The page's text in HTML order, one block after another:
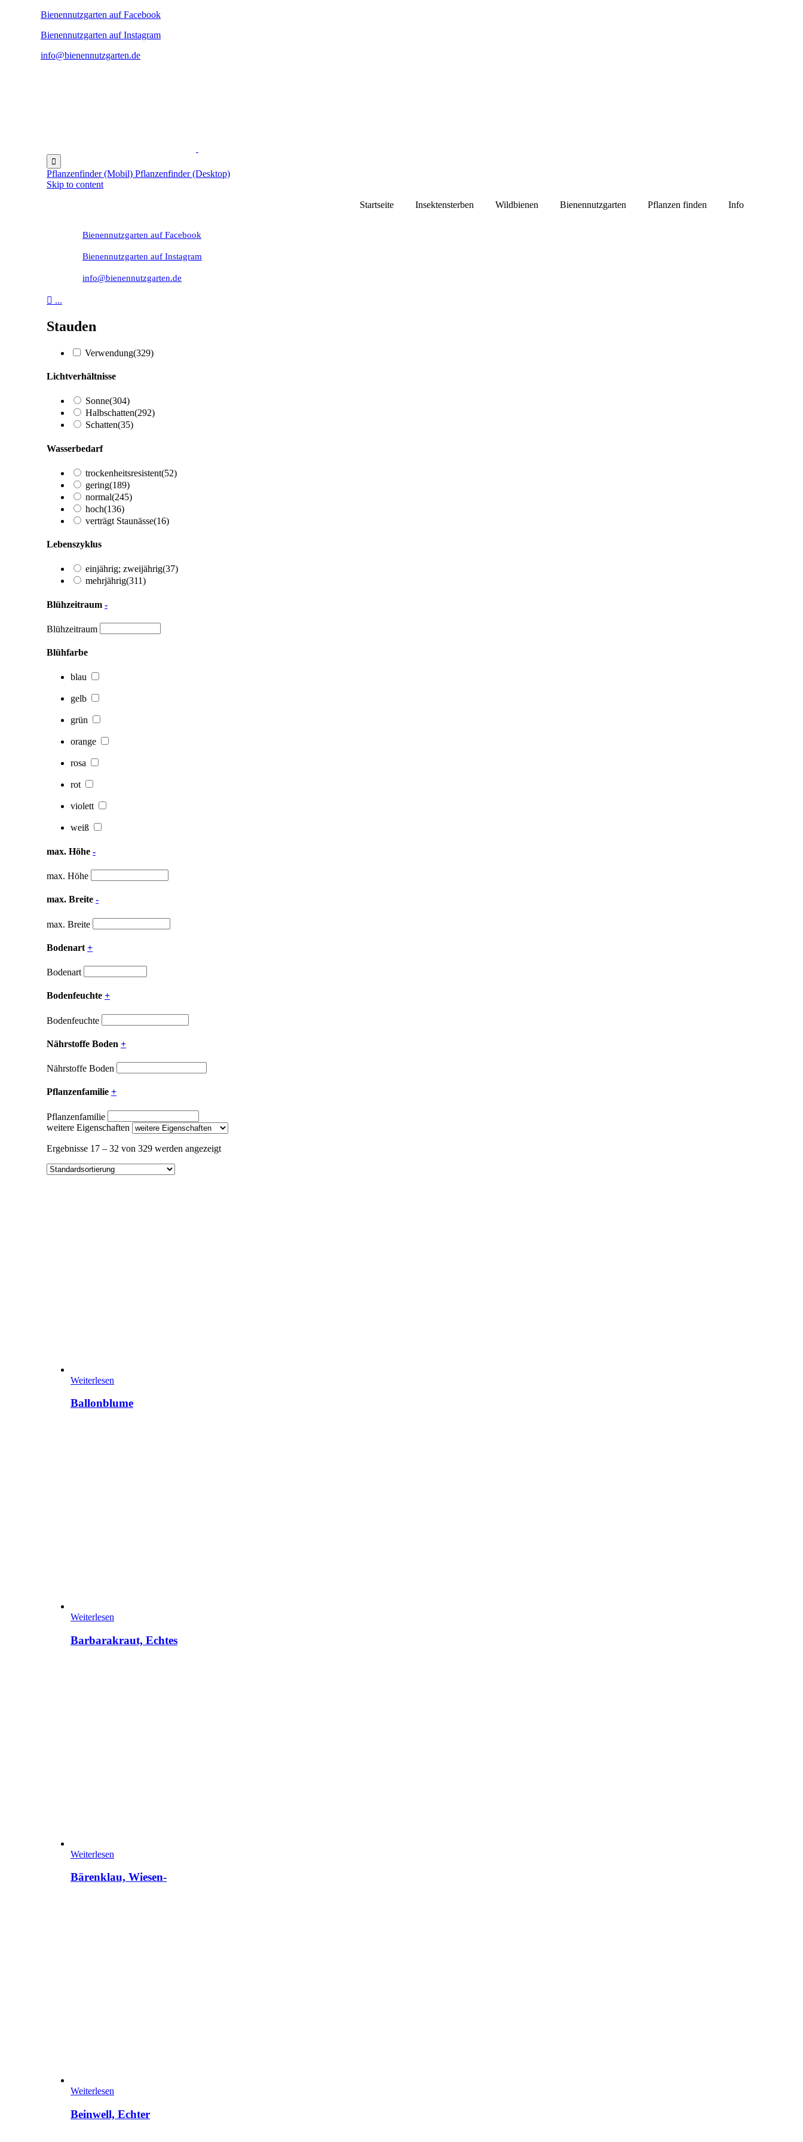
Bienennutzgarten auf Facebook
Bienennutzgarten auf Instagram
info@bienennutzgarten.de

Pflanzenfinder (Mobil) Pflanzenfinder (Desktop)
Skip to content
Startseite
Insektensterben Wildbienen Bienennutzgarten Pflanzen finden Info
Bienennutzgarten auf Facebook
Bienennutzgarten auf Instagram
info@bienennutzgarten.de
 ...
Stauden
Verwendung(329)
Lichtverhältnisse
Sonne(304)
Halbschatten(292)
Schatten(35)
Wasserbedarf
trockenheitsresistent(52)
gering(189)
normal(245)
hoch(136)
verträgt Staunässe(16)
Lebenszyklus
einjährig; zweijährig(37)
mehrjährig(311)
Blühzeitraum -
Blühzeitraum
Blühfarbe
blau
gelb
grün
orange
rosa
rot
violett
weiß
max. Höhe -
max. Höhe
max. Breite -
max. Breite
Bodenart +
Bodenart
Bodenfeuchte +
Bodenfeuchte
Nährstoffe Boden +
Nährstoffe Boden
Pflanzenfamilie +
Pflanzenfamilie
weitere Eigenschaften
Ergebnisse 17 – 32 von 329 werden angezeigt
Weiterlesen
Ballonblume
Weiterlesen
Barbarakraut, Echtes
Weiterlesen
Bärenklau, Wiesen-
Weiterlesen
Beinwell, Echter